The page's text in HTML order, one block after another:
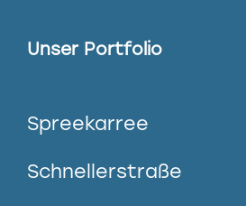
Unser Portfolio
Spreekarree
Schnellerstraße